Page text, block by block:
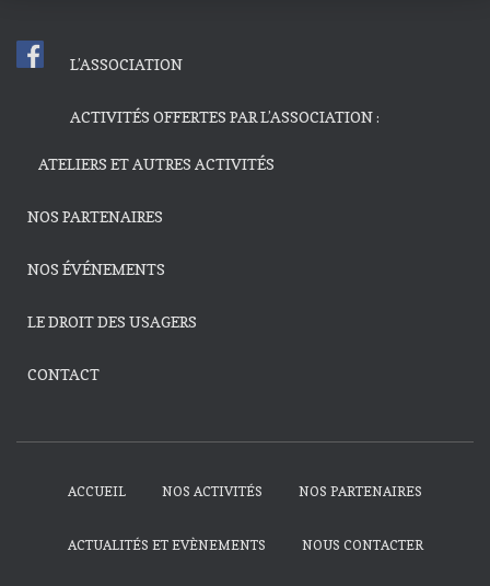
L’ASSOCIATION
ACTIVITÉS OFFERTES PAR L’ASSOCIATION :
ATELIERS ET AUTRES ACTIVITÉS
NOS PARTENAIRES
NOS ÉVÉNEMENTS
LE DROIT DES USAGERS
CONTACT
ACCUEIL NOS ACTIVITÉS NOS PARTENAIRES
ACTUALITÉS ET EVÈNEMENTS NOUS CONTACTER